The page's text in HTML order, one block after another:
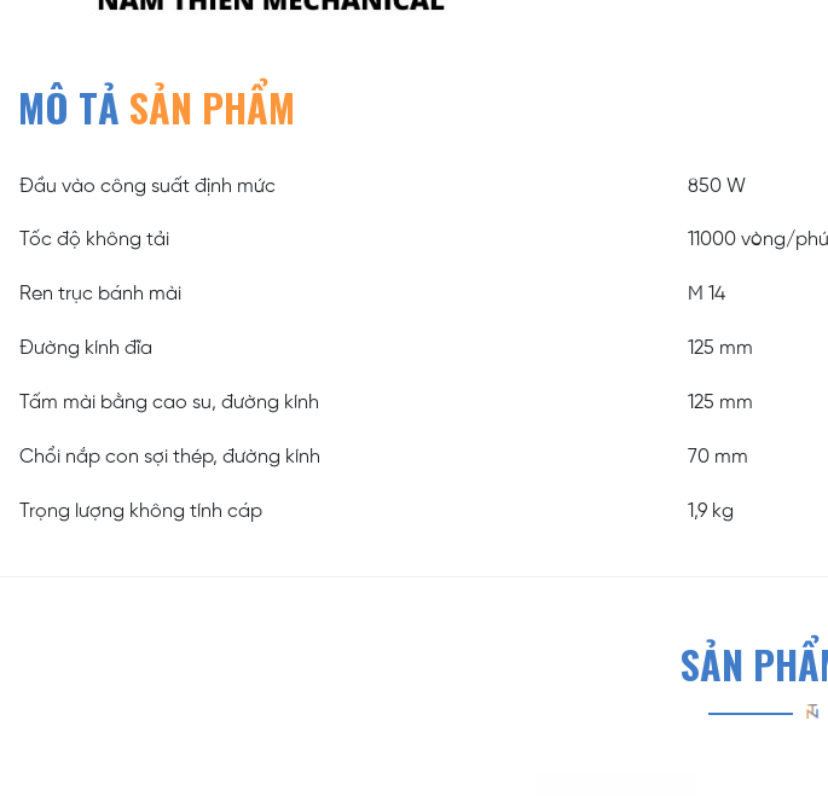
MÔ TẢ SẢN PHẨM
Đầu vào công suất định mức 850 W
Tốc độ không tải 11000 vòng/
Ren trục bánh mài M 14
Đường kính đĩa 125 mm
Tấm mài bằng cao su, đường kính 125 mm
Chổi nắp con sợi thép, đường kính 70 mm
Trọng lượng không tính cáp 1,9 kg
SẢN